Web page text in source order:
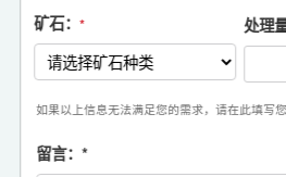
矿石： * 处理
如果以上信息无法满足您的需求，请在此填写您
留言：*